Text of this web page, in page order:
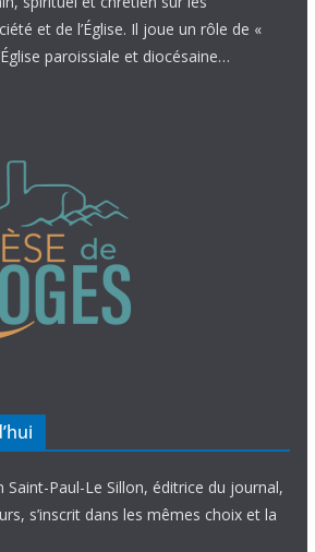
et de l’Église. Il joue un rôle de «
paroissiale et diocésaine…
Saint-Paul-Le Sillon, éditrice du journal,
s’inscrit dans les mêmes choix et la